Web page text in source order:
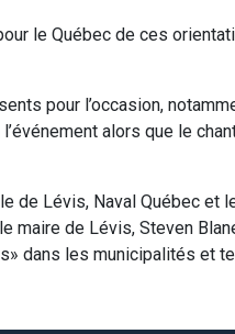
le Québec de ces
pour l’occasion,
alors que le
de Lévis, Naval Québec et
maire de Lévis, Steven
dans les municipalités et